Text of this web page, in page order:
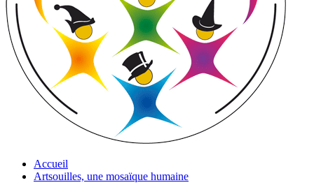
Accueil
Artsouilles, une mosaïque humaine